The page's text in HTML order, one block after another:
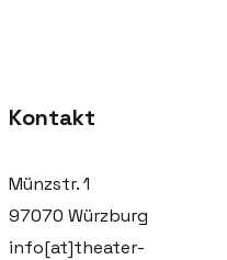
Kontakt
Münzstr. 1
97070 Würzburg
info[at]theater-